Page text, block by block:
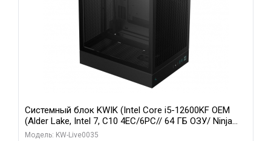
Системный блок KWIK (Intel Core i5-12600KF OEM
(Alder Lake, Intel 7, C10 4EC/6PC// 64 ГБ ОЗУ/ Ninja
Sinotex GTX1650 4GB 128bit GDDR6 DVI DP HDMI 2/
Модель: KW-Live0035